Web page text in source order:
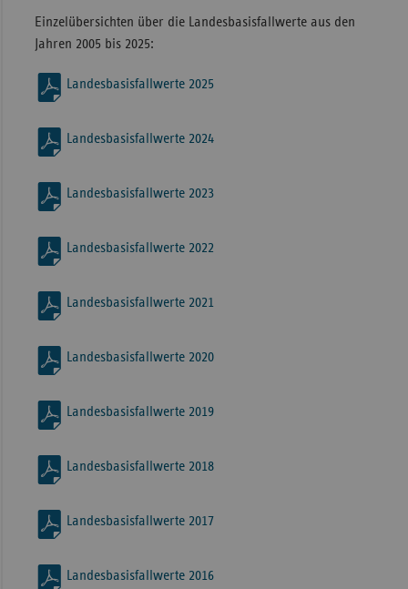
Einzelübersichten über die Landesbasisfallwerte aus den
Jahren 2005 bis 2025:
Landesbasisfallwerte 2025
Landesbasisfallwerte 2024
Landesbasisfallwerte 2023
Landesbasisfallwerte 2022
Landesbasisfallwerte 2021
Landesbasisfallwerte 2020
Landesbasisfallwerte 2019
Landesbasisfallwerte 2018
Landesbasisfallwerte 2017
Landesbasisfallwerte 2016